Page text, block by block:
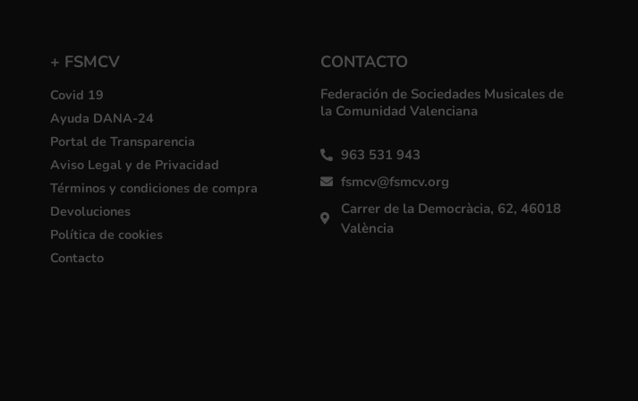
+ FSMCV
Covid 19
Ayuda DANA-24
Portal de Transparencia
Aviso Legal y de Privacidad
Términos y condiciones de compra
Devoluciones
Política de cookies
Contacto
CONTACTO
Federación de Sociedades Musicales de
la Comunidad Valenciana
963 531 943
fsmcv@fsmcv.org
Carrer de la Democràcia, 62, 46018
València